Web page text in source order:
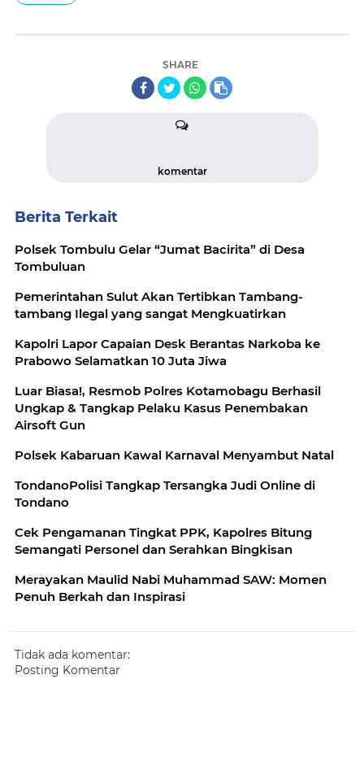
SHARE
komentar
Berita Terkait
Polsek Tombulu Gelar “Jumat Bacirita” di Desa
Tombuluan
Pemerintahan Sulut Akan Tertibkan Tambang-
tambang Ilegal yang sangat Mengkuatirkan
Kapolri Lapor Capaian Desk Berantas Narkoba ke
Prabowo Selamatkan 10 Juta Jiwa
Luar Biasa!, Resmob Polres Kotamobagu Berhasil
Ungkap & Tangkap Pelaku Kasus Penembakan
Airsoft Gun
Polsek Kabaruan Kawal Karnaval Menyambut Natal
TondanoPolisi Tangkap Tersangka Judi Online di
Tondano
Cek Pengamanan Tingkat PPK, Kapolres Bitung
Semangati Personel dan Serahkan Bingkisan
Merayakan Maulid Nabi Muhammad SAW: Momen
Penuh Berkah dan Inspirasi
Tidak ada komentar:
Posting Komentar